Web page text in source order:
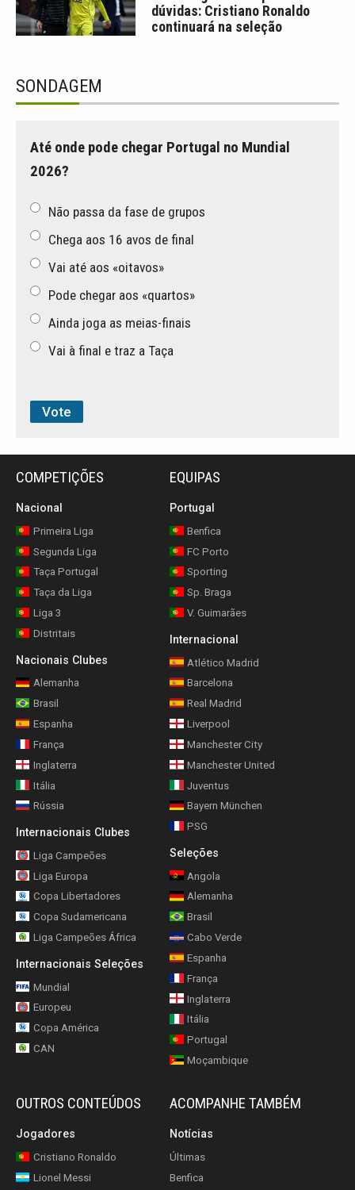
dúvidas: Cristiano Ronaldo
continuará na seleção
SONDAGEM
Até onde pode chegar Portugal no Mundial
2026?
Não passa da fase de grupos
Chega aos 16 avos de final
Vai até aos «oitavos»
Pode chegar aos «quartos»
Ainda joga as meias-finais
Vai à final e traz a Taça
COMPETIÇÕES
Nacional
Primeira Liga
Segunda Liga
Taça Portugal
Taça da Liga
Liga 3
Distritais
Nacionais Clubes
Alemanha
Brasil
Espanha
França
Inglaterra
Itália
Rússia
Internacionais Clubes
Liga Campeões
Liga Europa
Copa Libertadores
Copa Sudamericana
Liga Campeões África
Internacionais Seleções
Mundial
Europeu
Copa América
CAN
EQUIPAS
Portugal
Benfica
FC Porto
Sporting
Sp. Braga
V. Guimarães
Internacional
Atlético Madrid
Barcelona
Real Madrid
Liverpool
Manchester City
Manchester United
Juventus
Bayern München
PSG
Seleções
Angola
Alemanha
Brasil
Cabo Verde
Espanha
França
Inglaterra
Itália
Portugal
Moçambique
OUTROS CONTEÚDOS
Jogadores
Cristiano Ronaldo
Lionel Messi
ACOMPANHE TAMBÉM
Notícias
Últimas
Benfica